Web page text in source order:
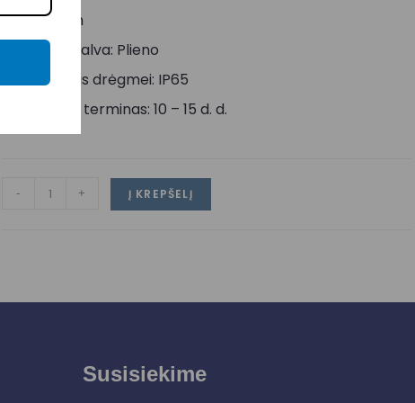
Ilgis: 38 mm
Korpuso spalva: Plieno
Atsparumas drėgmei: IP65
Pristatymo terminas: 10 – 15 d. d.
- + Į KREPŠELĮ
Susisiekime